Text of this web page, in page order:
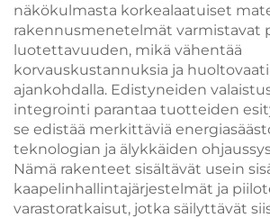
näkökulmasta korkealaatuiset
rakennusmenetelmät varmistavat
luotettavuuden, mikä vähentää
korvauskustannuksia ja
ajankohdalla. Edistyneiden
integrointi parantaa tuotteiden
se edistää merkittäviä
teknologian ja älykkäiden
Nämä rakenteet sisältävät usein
kaapelinhallintajärjestelmät ja
varastoratkaisut, jotka säilyttävät